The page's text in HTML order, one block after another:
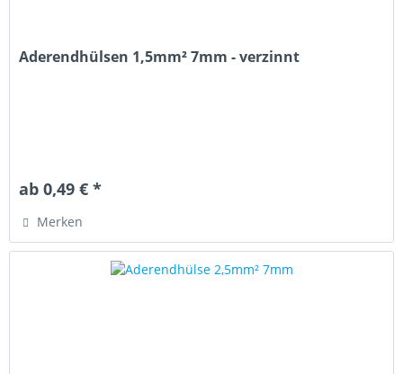
Aderendhülsen 1,5mm² 7mm - verzinnt
ab 0,49 € *
Merken